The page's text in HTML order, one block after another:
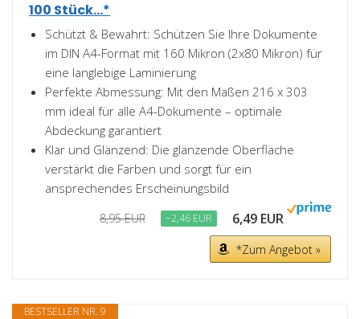
100 Stück...*
Schützt & Bewahrt: Schützen Sie Ihre Dokumente
im DIN A4-Format mit 160 Mikron (2x80 Mikron) für
eine langlebige Laminierung
Perfekte Abmessung: Mit den Maßen 216 x 303
mm ideal für alle A4-Dokumente – optimale
Abdeckung garantiert
Klar und Glänzend: Die glänzende Oberfläche
verstärkt die Farben und sorgt für ein
ansprechendes Erscheinungsbild
8,95 EUR −2,46 EUR 6,49 EUR
*Zum Angebot »
BESTSELLER NR. 9